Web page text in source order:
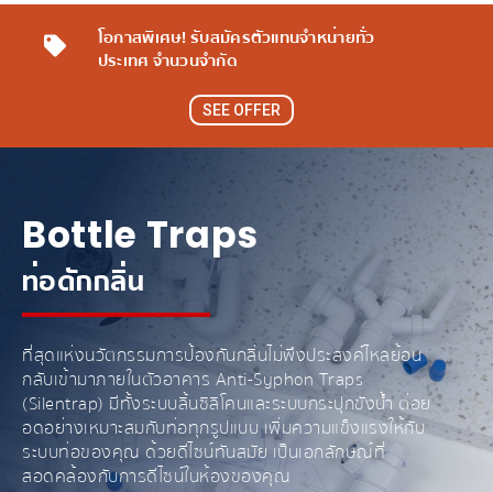
โอกาสพิเศษ! รับสมัครตัวแทนจำหน่ายทั่ว
ประเทศ จำนวนจำกัด
SEE OFFER
Bottle Traps
ท่อดักกลิ่น
ที่สุดแห่งนวัตกรรมการป้องกันกลิ่นไม่พึงประสงค์ไหลย้อน
กลับเข้ามาภายในตัวอาคาร Anti-Syphon Traps
(Silentrap) มีทั้งระบบลิ้นซิลิโคนและระบบกระปุกขังน้ำ ต่อย
อดอย่างเหมาะสมกับท่อทุกรูปแบบ เพิ่มความแข็งแรงให้กับ
ระบบท่อของคุณ ด้วยดีไซน์ทันสมัย เป็นเอกลักษณ์ที่
สอดคล้องกับการดีไซน์ในห้องของคุณ